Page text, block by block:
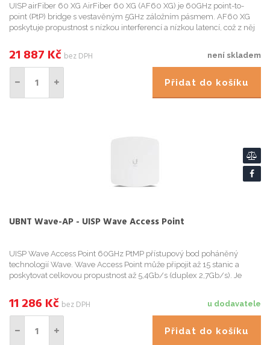
UISP airFiber 60 XG AirFiber 60 XG (AF60 XG) je 60GHz point-to-
point (PtP) bridge s vestavěným 5GHz záložním pásmem. AF60 XG
poskytuje propustnost s nízkou interferencí a nízkou latencí, což z něj
není skladem
21 887 Kč bez DPH
Přidat do košíku
UBNT Wave-AP - UISP Wave Access Point
UISP Wave Access Point 60GHz PtMP přístupový bod poháněný
technologií Wave. Wave Access Point může připojit až 15 stanic a
poskytovat celkovou propustnost až 5,4Gb/s (duplex 2,7Gb/s). Je
u dodavatele
11 286 Kč bez DPH
Přidat do košíku